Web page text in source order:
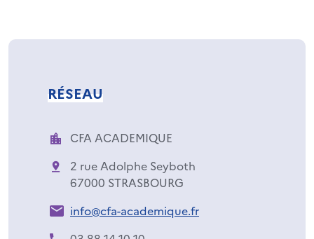
RÉSEAU
CFA ACADEMIQUE
2 rue Adolphe Seyboth
67000 STRASBOURG
info@cfa-academique.fr